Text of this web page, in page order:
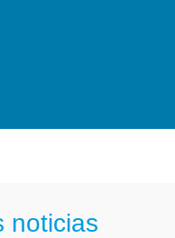
noticias